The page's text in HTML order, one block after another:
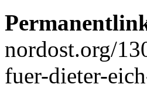
nordost.org/
fuer-dieter-